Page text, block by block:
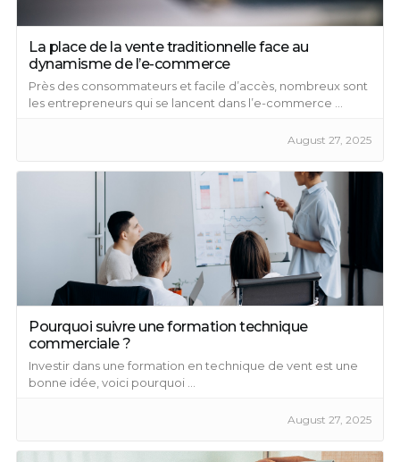
La place de la vente traditionnelle face au
dynamisme de l’e-commerce
Près des consommateurs et facile d’accès, nombreux sont
les entrepreneurs qui se lancent dans l’e-commerce ...
August 27, 2025
Pourquoi suivre une formation technique
commerciale ?
Investir dans une formation en technique de vent est une
bonne idée, voici pourquoi ...
August 27, 2025